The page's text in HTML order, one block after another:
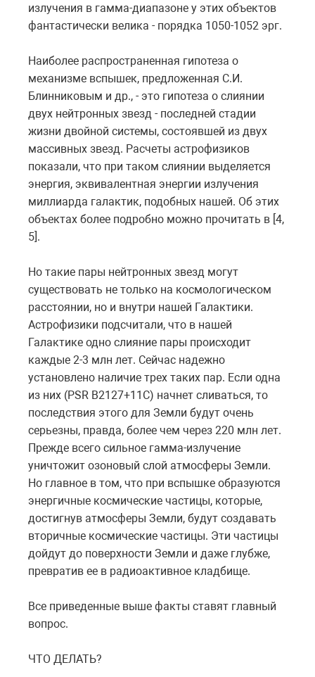
излучения в гамма-диапазоне у этих объектов
фантастически велика - порядка 1050-1052 эрг.
Наиболее распространенная гипотеза о
механизме вспышек, предложенная С.И.
Блинниковым и др., - это гипотеза о слиянии
двух нейтронных звезд - последней стадии
жизни двойной системы, состоявшей из двух
массивных звезд. Расчеты астрофизиков
показали, что при таком слиянии выделяется
энергия, эквивалентная энергии излучения
миллиарда галактик, подобных нашей. Об этих
объектах более подробно можно прочитать в [4,
5].
Но такие пары нейтронных звезд могут
существовать не только на космологическом
расстоянии, но и внутри нашей Галактики.
Астрофизики подсчитали, что в нашей
Галактике одно слияние пары происходит
каждые 2-3 млн лет. Сейчас надежно
установлено наличие трех таких пар. Если одна
из них (PSR B2127+11C) начнет сливаться, то
последствия этого для Земли будут очень
серьезны, правда, более чем через 220 млн лет.
Прежде всего сильное гамма-излучение
уничтожит озоновый слой атмосферы Земли.
Но главное в том, что при вспышке образуются
энергичные космические частицы, которые,
достигнув атмосферы Земли, будут создавать
вторичные космические частицы. Эти частицы
дойдут до поверхности Земли и даже глубже,
превратив ее в радиоактивное кладбище.
Все приведенные выше факты ставят главный
вопрос.
ЧТО ДЕЛАТЬ?